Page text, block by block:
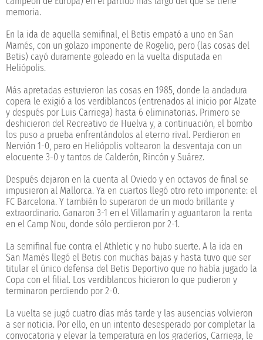
memoria.
En la ida de aquella semifinal, el Betis empató a uno en San
Mamés, con un golazo imponente de Rogelio, pero (las cosas del
Betis) cayó duramente goleado en la vuelta disputada en
Heliópolis.
Más apretadas estuvieron las cosas en 1985, donde la andadura
copera le exigió a los verdiblancos (entrenados al inicio por Alzate
y después por Luis Carriega) hasta 6 eliminatorias. Primero se
deshicieron del Recreativo de Huelva y, a continuación, el bombo
los puso a prueba enfrentándolos al eterno rival. Perdieron en
Nervión 1-0, pero en Heliópolis voltearon la desventaja con un
elocuente 3-0 y tantos de Calderón, Rincón y Suárez.
Después dejaron en la cuenta al Oviedo y en octavos de final se
impusieron al Mallorca. Ya en cuartos llegó otro reto imponente: el
FC Barcelona. Y también lo superaron de un modo brillante y
extraordinario. Ganaron 3-1 en el Villamarín y aguantaron la renta
en el Camp Nou, donde sólo perdieron por 2-1.
La semifinal fue contra el Athletic y no hubo suerte. A la ida en
San Mamés llegó el Betis con muchas bajas y hasta tuvo que ser
titular el único defensa del Betis Deportivo que no había jugado la
Copa con el filial. Los verdiblancos hicieron lo que pudieron y
terminaron perdiendo por 2-0.
La vuelta se jugó cuatro días más tarde y las ausencias volvieron
a ser noticia. Por ello, en un intento desesperado por completar la
convocatoria y elevar la temperatura en los graderíos, Carriega, le